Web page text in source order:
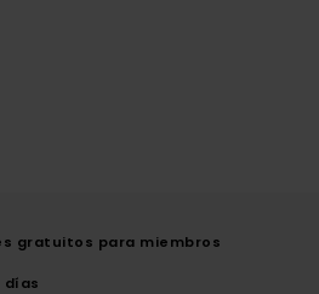
gratuitos para miembros
días